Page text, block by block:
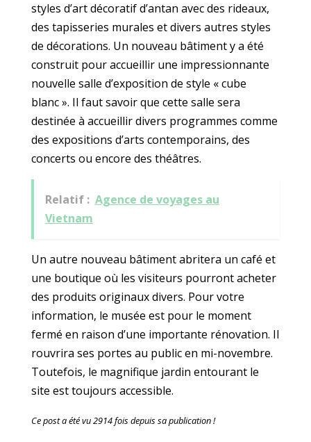
styles d’art décoratif d’antan avec des rideaux,
des tapisseries murales et divers autres styles
de décorations. Un nouveau bâtiment y a été
construit pour accueillir une impressionnante
nouvelle salle d’exposition de style « cube
blanc ». Il faut savoir que cette salle sera
destinée à accueillir divers programmes comme
des expositions d’arts contemporains, des
concerts ou encore des théâtres.
Relatif : Agence de voyages au
Vietnam
Un autre nouveau bâtiment abritera un café et
une boutique où les visiteurs pourront acheter
des produits originaux divers. Pour votre
information, le musée est pour le moment
fermé en raison d’une importante rénovation. Il
rouvrira ses portes au public en mi-novembre.
Toutefois, le magnifique jardin entourant le
site est toujours accessible.
Ce post a été vu 2914 fois depuis sa publication !